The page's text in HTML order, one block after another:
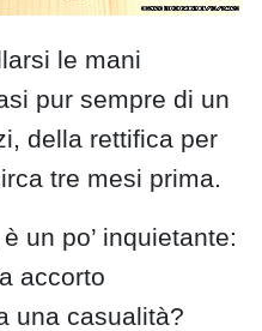
le mani
pur sempre di un
della rettifica per
tre mesi prima.
un po’ inquietante:
accorto
una casualità?